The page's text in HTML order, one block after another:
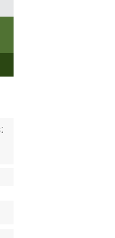
-0,24%